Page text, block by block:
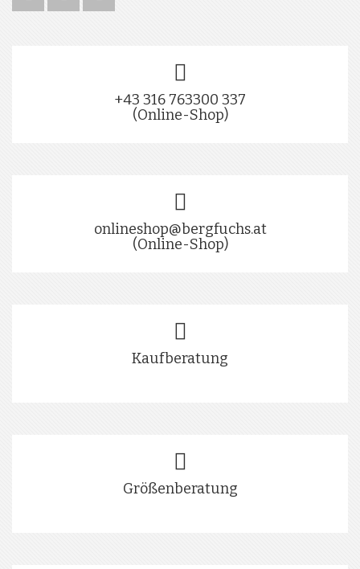
+43 316 763300 337
(Online-Shop)
onlineshop@bergfuchs.at
(Online-Shop)
Kaufberatung
Größenberatung